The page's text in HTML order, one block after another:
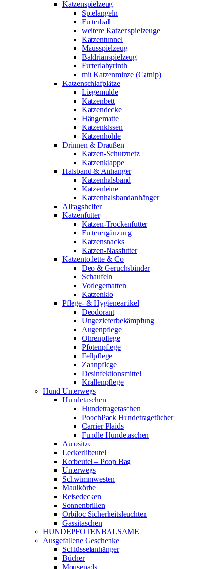
Katzenspielzeug
Spielangeln
Futterball
weitere Katzenspielzeuge
Katzentunnel
Mausspielzeug
Baldrianspielzeug
Futterlabyrinth
mit Katzenminze (Catnip)
Katzenschlafplätze
Liegemulde
Katzenbett
Katzendecke
Hängematte
Katzenkissen
Katzenhöhle
Drinnen & Draußen
Katzen-Schutznetz
Katzenklappe
Halsband & Anhänger
Katzenhalsband
Katzenleine
Katzenhalsbandanhänger
Alltagshelfer
Katzenfutter
Katzen-Trockenfutter
Futterergänzung
Katzensnacks
Katzen-Nassfutter
Katzentoilette & Co
Deo & Geruchsbinder
Schaufeln
Vorlegematten
Katzenklo
Pflege- & Hygieneartikel
Deodorant
Ungezieferbekämpfung
Augenpflege
Ohrenpflege
Pfotenpflege
Fellpflege
Zahnpflege
Desinfektionsmittel
Krallenpflege
Hund Unterwegs
Hundetaschen
Hundetragetaschen
PoochPack Hundetragetücher
Carrier Plaids
Fundle Hundetaschen
Autositze
Leckerlibeutel
Kotbeutel – Poop Bag
Unterwegs
Schwimmwesten
Maulkörbe
Reisedecken
Sonnenbrillen
Orbiloc Sicherheitsleuchten
Gassitaschen
HUNDEPFOTENBALSAME
Ausgefallene Geschenke
Schlüsselanhänger
Bücher
Mousepads